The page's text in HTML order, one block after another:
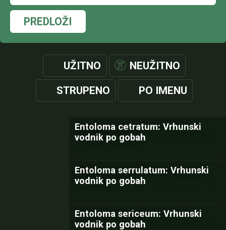
PREDLOŽI
UŽITNO NEUŽITNO
STRUPENO PO IMENU
Entoloma cetratum: Vrhunski
vodnik po gobah
Entoloma serrulatum: Vrhunski
vodnik po gobah
Entoloma sericeum: Vrhunski
vodnik po gobah